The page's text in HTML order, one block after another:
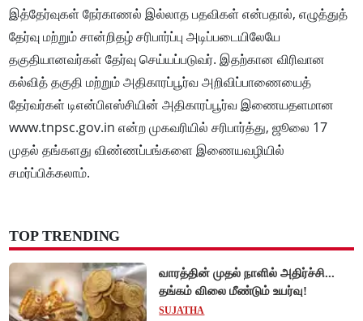
இத்தேர்வுகள் நேர்காணல் இல்லாத பதவிகள் என்பதால், எழுத்துத்
தேர்வு மற்றும் சான்றிதழ் சரிபார்ப்பு அடிப்படையிலேயே
தகுதியானவர்கள் தேர்வு செய்யப்படுவர். இதற்கான விரிவான
கல்வித் தகுதி மற்றும் அதிகாரப்பூர்வ அறிவிப்பாணையைத்
தேர்வர்கள் டிஎன்பிஎஸ்சியின் அதிகாரப்பூர்வ இணையதளமான
www.tnpsc.gov.in என்ற முகவரியில் சரிபார்த்து, ஜூலை 17
முதல் தங்களது விண்ணப்பங்களை இணையவழியில்
சமர்ப்பிக்கலாம்.
TOP TRENDING
வாரத்தின் முதல் நாளில் அதிர்ச்சி...
தங்கம் விலை மீண்டும் உயர்வு!
SUJATHA